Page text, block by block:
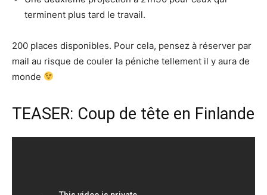
terminent plus tard le travail.
200 places disponibles. Pour cela, pensez à réserver par
mail au risque de couler la péniche tellement il y aura de
monde
TEASER: Coup de tête en Finlande